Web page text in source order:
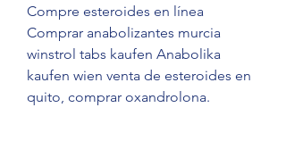
Compre esteroides en línea
Comprar anabolizantes murcia
winstrol tabs kaufen Anabolika
kaufen wien venta de esteroides en
quito, comprar oxandrolona.